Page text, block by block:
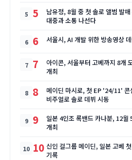
5
남유정, 8월 중 첫 솔로 앨범 발
대중과 소통 나선다
6 서울시, AI 개발 위한 방송영상
7
아이콘, 서울부터 고베까지 8개
개최
8
메이딘 마시로, 첫 EP '24/11'
비주얼로 솔로 데뷔 시동
9
일본 4인조 록밴드 카나분, 12월
개최
10 신인 걸그룹 메이딘, 일본 고베
기록